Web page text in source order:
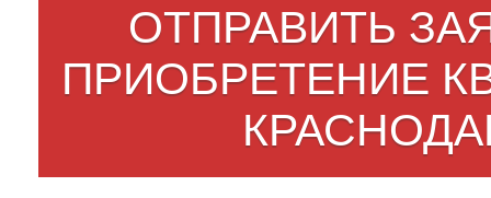
ОТПРАВИТЬ
ПРИОБРЕТЕНИЕ